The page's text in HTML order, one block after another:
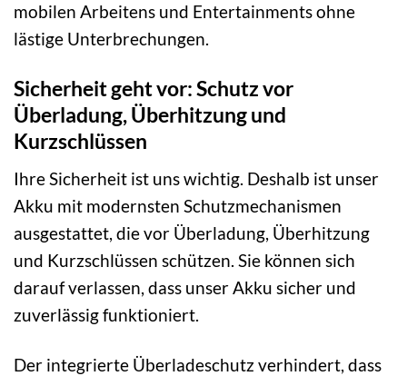
mobilen Arbeitens und Entertainments ohne
lästige Unterbrechungen.
Sicherheit geht vor: Schutz vor
Überladung, Überhitzung und
Kurzschlüssen
Ihre Sicherheit ist uns wichtig. Deshalb ist unser
Akku mit modernsten Schutzmechanismen
ausgestattet, die vor Überladung, Überhitzung
und Kurzschlüssen schützen. Sie können sich
darauf verlassen, dass unser Akku sicher und
zuverlässig funktioniert.
Der integrierte Überladeschutz verhindert, dass